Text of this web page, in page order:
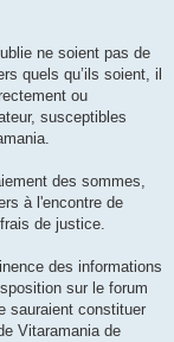
ne soient pas de
quels qu’ils soient, il
ou
susceptibles
des sommes,
à l'encontre de
de justice.
des informations
sur le forum
sauraient constituer
Vitaramania de